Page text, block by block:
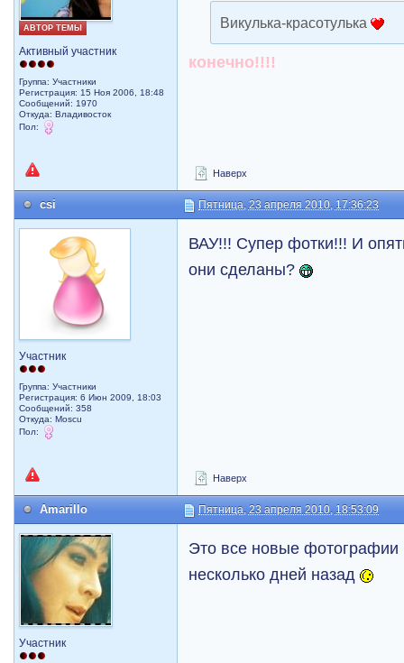
АВТОР ТЕМЫ
Активный участник
Группа: Участники
Регистрация: 15 Ноя 2006, 18:48
Сообщений: 1970
Откуда: Владивосток
Пол:
Викулька-красотулька
конечно!!!!
Наверх
csi Пятница, 23 апреля 2010, 17:36:23
Участник
Группа: Участники
Регистрация: 6 Июн 2009, 18:03
Сообщений: 358
Откуда: Moscu
Пол:
ВАУ!!! Супер фотки!!! И
они сделаны?
Наверх
Amarillo Пятница, 23 апреля 2010, 18:53:09
Участник
Это все новые
несколько дней назад